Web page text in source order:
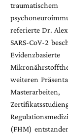
referierte Dr.
SARS-CoV-2
weiteren
(FHM)